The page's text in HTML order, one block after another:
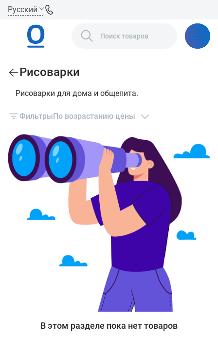
Русский
Рисоварки
Рисоварки для дома и общепита.
ФильтрыПо возрастанию цены
В этом разделе пока нет товаров